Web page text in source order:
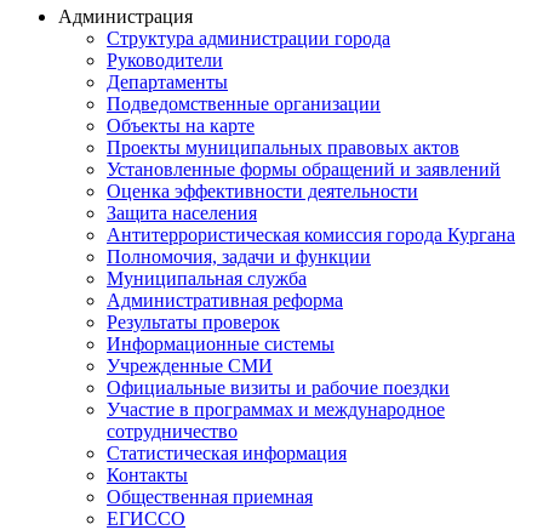
Администрация
Структура администрации города
Руководители
Департаменты
Подведомственные организации
Объекты на карте
Проекты муниципальных правовых актов
Установленные формы обращений и заявлений
Оценка эффективности деятельности
Защита населения
Антитеррористическая комиссия города Кургана
Полномочия, задачи и функции
Муниципальная служба
Административная реформа
Результаты проверок
Информационные системы
Учрежденные СМИ
Официальные визиты и рабочие поездки
Участие в программах и международное
сотрудничество
Статистическая информация
Контакты
Общественная приемная
ЕГИССО